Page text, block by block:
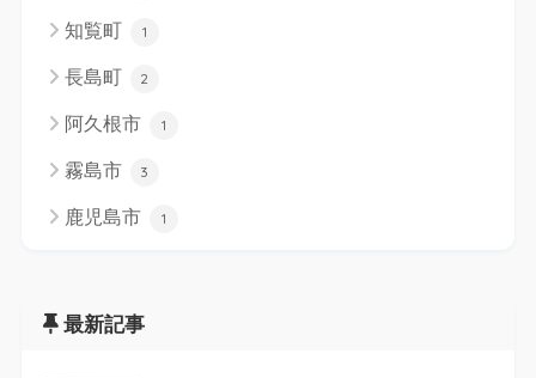
知覧町 1
長島町 2
阿久根市 1
霧島市 3
鹿児島市 1
最新記事